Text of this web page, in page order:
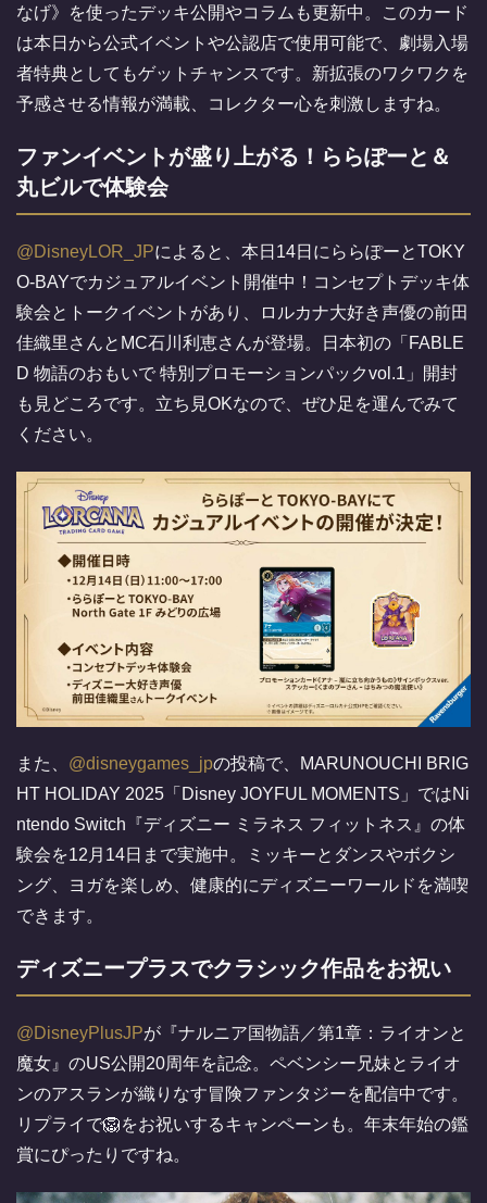
なげ》を使ったデッキ公開やコラムも更新中。このカード
は本日から公式イベントや公認店で使用可能で、劇場入場
者特典としてもゲットチャンスです。新拡張のワクワクを
予感させる情報が満載、コレクター心を刺激しますね。
ファンイベントが盛り上がる！ららぽーと＆
丸ビルで体験会
@DisneyLOR_JPによると、本日14日にららぽーとTOKY
O-BAYでカジュアルイベント開催中！コンセプトデッキ体
験会とトークイベントがあり、ロルカナ大好き声優の前田
佳織里さんとMC石川利恵さんが登場。日本初の「FABLE
D 物語のおもいで 特別プロモーションパックvol.1」開封
も見どころです。立ち見OKなので、ぜひ足を運んでみて
ください。
また、 @disneygames_jpの投稿で、MARUNOUCHI BRIG
HT HOLIDAY 2025「Disney JOYFUL MOMENTS」ではNi
ntendo Switch『ディズニー ミラネス フィットネス』の体
験会を12月14日まで実施中。ミッキーとダンスやボクシ
ング、ヨガを楽しめ、健康的にディズニーワールドを満喫
できます。
ディズニープラスでクラシック作品をお祝い
@DisneyPlusJPが『ナルニア国物語／第1章：ライオンと
魔女』のUS公開20周年を記念。ペベンシー兄妹とライオ
ンのアスランが織りなす冒険ファンタジーを配信中です。
リプライで🦁をお祝いするキャンペーンも。年末年始の鑑
賞にぴったりですね。